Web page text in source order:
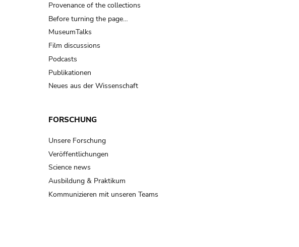
Provenance of the collections
Before turning the page…
MuseumTalks
Film discussions
Podcasts
Publikationen
Neues aus der Wissenschaft
FORSCHUNG
Unsere Forschung
Veröffentlichungen
Science news
Ausbildung & Praktikum
Kommunizieren mit unseren Teams